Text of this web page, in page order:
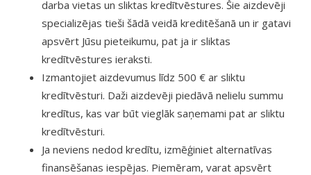
darba vietas un sliktas kredītvēstures. Šie aizdevēji
specializējas tieši šādā veidā kreditēšanā un ir gatavi
apsvērt Jūsu pieteikumu, pat ja ir sliktas
kredītvēstures ieraksti.
Izmantojiet aizdevumus līdz 500 € ar sliktu
kredītvēsturi. Daži aizdevēji piedāvā nelielu summu
kredītus, kas var būt vieglāk saņemami pat ar sliktu
kredītvēsturi.
Ja neviens nedod kredītu, izmēģiniet alternatīvas
finansēšanas iespējas. Piemēram, varat apsvērt